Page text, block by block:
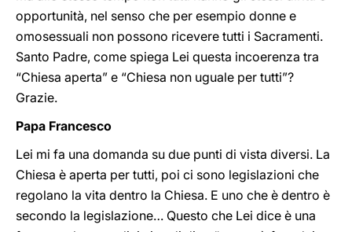
opportunità, nel senso che per esempio donne e
omosessuali non possono ricevere tutti i Sacramenti.
Santo Padre, come spiega Lei questa incoerenza tra
“Chiesa aperta” e “Chiesa non uguale per tutti”?
Grazie.
Papa Francesco
Lei mi fa una domanda su due punti di vista diversi. La
Chiesa è aperta per tutti, poi ci sono legislazioni che
regolano la vita dentro la Chiesa. E uno che è dentro è
secondo la legislazione… Questo che Lei dice è una